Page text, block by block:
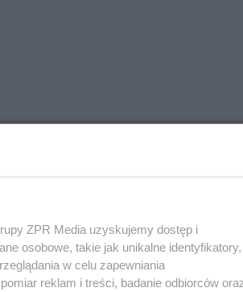
ZPR Media uzyskujemy dostęp i
osobowe, takie jak unikalne identyfikatory,
w celu zapewniania
reklam i treści, badanie odbiorców